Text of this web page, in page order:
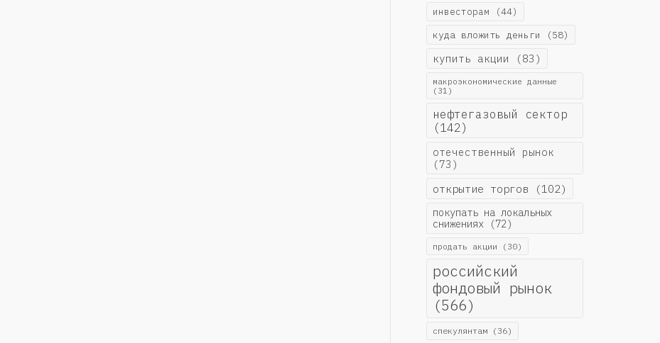
инвесторам (44)
куда вложить деньги (58)
купить акции (83)
макроэкономические данные
(31)
нефтегазовый сектор
(142)
отечественный рынок
(73)
открытие торгов (102)
покупать на локальных
снижениях(72)
продать акции (30)
российский
фондовый рынок
(566)
спекулянтам(36)